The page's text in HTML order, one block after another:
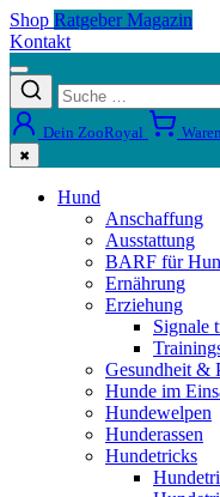
Shop Ratgeber Magazin
Kontakt
Dein ZooRoyal
✖
Hund
Anschaffung
Ausstattung
BARF für
Ernährung
Erziehung
Signale
Gesundheit &
Hunde im
Hundewelpen
Hunderassen
Hundetricks